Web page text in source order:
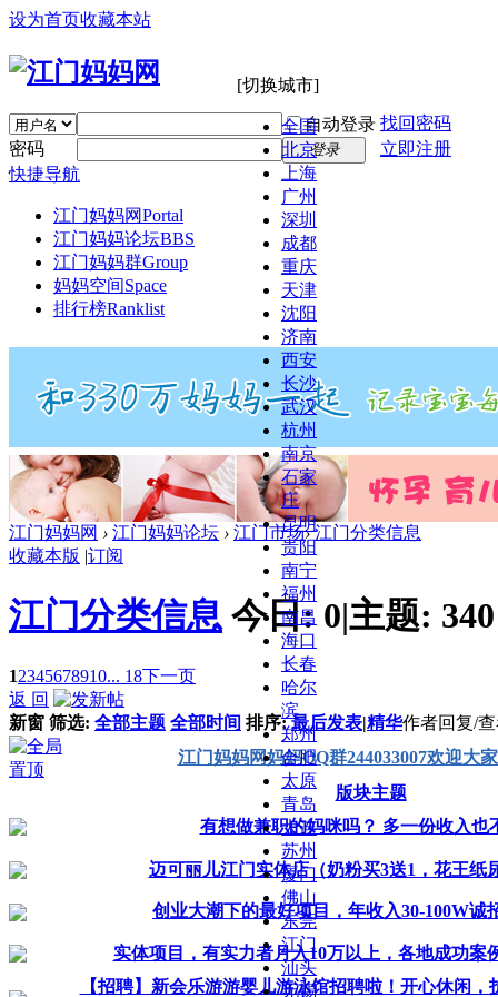
设为首页收藏本站
[切换城市]
全国
北京
上海
广州
深圳
成都
重庆
天津
沈阳
济南
西安
长沙
武汉
杭州
南京
石家
庄
昆明
贵阳
南宁
福州
南昌
海口
长春
哈尔
滨
郑州
合肥
太原
青岛
大连
苏州
厦门
佛山
东莞
江门
汕头
无锡
自动登录 找回密码
密码
登录
立即注册
快捷导航
江门妈妈网Portal
江门妈妈论坛BBS
江门妈妈群Group
妈妈空间Space
排行榜Ranklist
江门妈妈网 › 江门妈妈论坛 › 江门市场› 江门分类信息
收藏本版 |订阅
江门分类信息 今日:0|主题: 340
12345678910... 18下一页
返 回
新窗 筛选: 全部主题 全部时间 排序:最后发表|精华作者回复/
江门妈妈网妈妈QQ群244033007欢迎大
版块主题
有想做兼职的妈咪吗？ 多一份收入也
迈可丽儿江门实体店（奶粉买3送1，花王纸
创业大潮下的最好项目，年收入30-100W诚
实体项目，有实力者月入10万以上，各地成功案
【招聘】新会乐游游婴儿游泳馆招聘啦！开心休闲，